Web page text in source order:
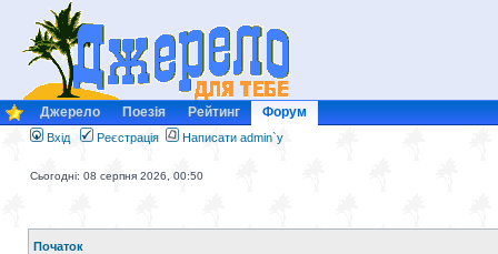
Джерело Поезія Рейтинг Форум
Вхід Реєстрація Написати admin`у
Сьогодні: 08 серпня 2026, 00:50
Початок